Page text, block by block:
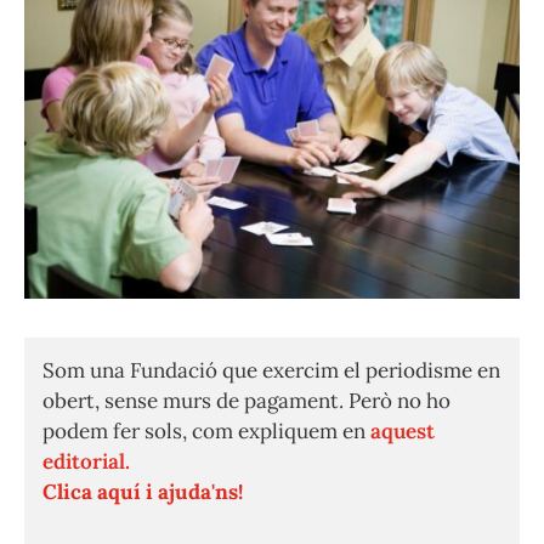
Som una Fundació que exercim el periodisme en
obert, sense murs de pagament. Però no ho
podem fer sols, com expliquem enaquest
editorial.
Clica aquí i ajuda'ns!